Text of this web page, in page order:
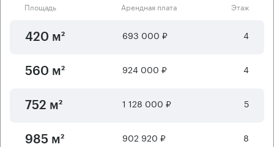
Площадь Арендная плата Этаж
420 м² 693 000 ₽ 4
560 м² 924 000 ₽ 4
752 м² 1 128 000 ₽ 5
985 м² 902 920 ₽ 8